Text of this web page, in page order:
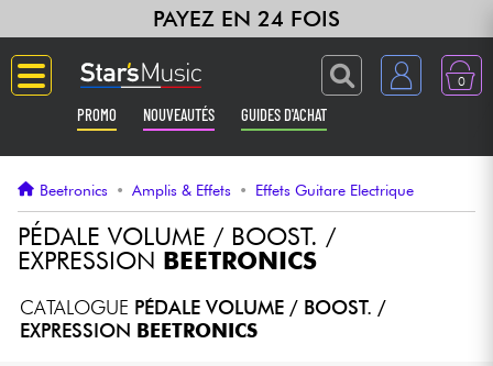
PAYEZ EN 24 FOIS
0
PROMO NOUVEAUTÉS GUIDES D'ACHAT
Guitares & Basses
Claviers & Pianos
Beetronics • Amplis & Effets • Effets Guitare Electrique
PÉDALE VOLUME / BOOST. /
EXPRESSION BEETRONICS
CATALOGUE PÉDALE VOLUME / BOOST. /
EXPRESSION BEETRONICS